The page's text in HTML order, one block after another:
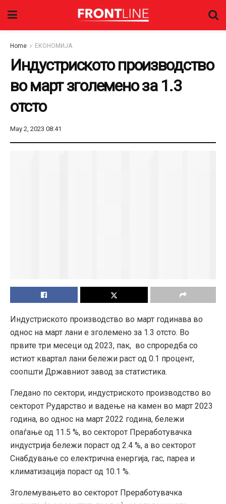
Home ЕКОНОМИЈА
Индустриското производство
во март зголемено за 1.3
отсто
May 2, 2023 08:41
Индустриското производство во март годинава во
однос на март лани е зголемено за 1.3 отсто. Во
првите три месеци од 2023, пак, во спроредба со
истиот квартал лани бележи раст од 0.1 процент,
соопшти Државниот завод за статистика.
Гледано по сектори, индустриското производство во
секторот Рударство и вадење на камен во март 2023
година, во однос на март 2022 година, бележи
опаѓање од 11.5 %, во секторот Преработувачка
индустрија бележи пораст од 2.4 %, а во секторот
Снабдување со електрична енергија, гас, пареа и
климатизација пораст од 10.1 %.
Зголемувањето во секторот Преработувачка